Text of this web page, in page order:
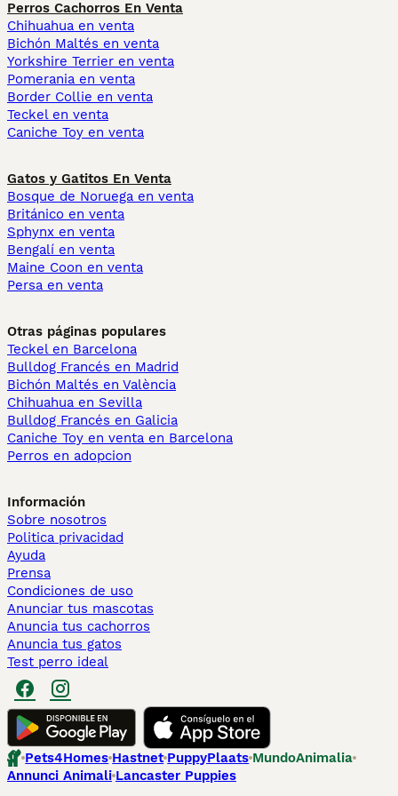
Perros Cachorros En Venta
Chihuahua en venta
Bichón Maltés en venta
Yorkshire Terrier en venta
Pomerania en venta
Border Collie en venta
Teckel en venta
Caniche Toy en venta
Gatos y Gatitos En Venta
Bosque de Noruega en venta
Británico en venta
Sphynx en venta
Bengalí en venta
Maine Coon en venta
Persa en venta
Otras páginas populares
Teckel en Barcelona
Bulldog Francés en Madrid
Bichón Maltés en València
Chihuahua en Sevilla
Bulldog Francés en Galicia
Caniche Toy en venta en Barcelona
Perros en adopcion
Información
Sobre nosotros
Politica privacidad
Ayuda
Prensa
Condiciones de uso
Anunciar tus mascotas
Anuncia tus cachorros
Anuncia tus gatos
Test perro ideal
Pets4Homes Hastnet PuppyPlaats MundoAnimalia
Annunci Animali Lancaster Puppies